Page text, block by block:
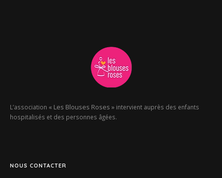
L’association « Les Blouses Roses » intervient auprès des enfants
hospitalisés et des personnes âgées.
NOUS CONTACTER